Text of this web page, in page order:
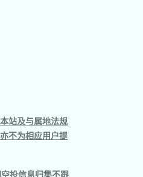
站及与属地法规
不为相应用户提
投信息归集不跟